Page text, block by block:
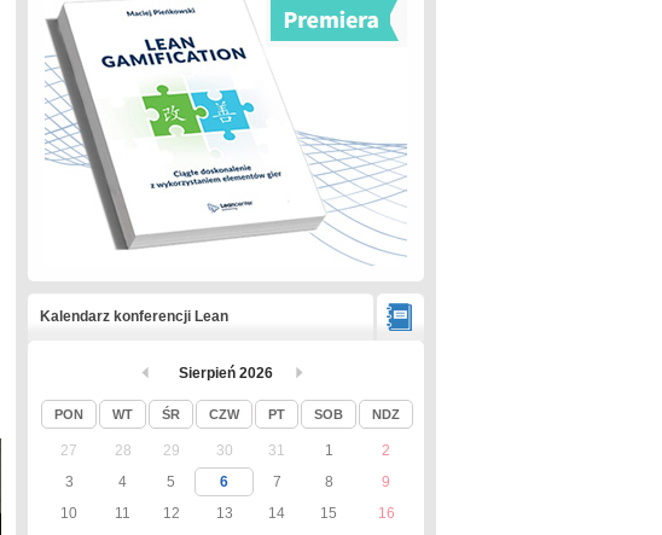
Kalendarz konferencji Lean
Sierpień 2026
PON WT ŚR CZW PT SOB NDZ
27 28 29 30 31 1
2
3
4 5 6 7 8
9
10
11 12 13 14 15
16